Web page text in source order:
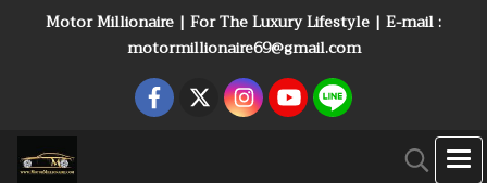
Motor Millionaire | For The Luxury Lifestyle | E-mail :
motormillionaire69@gmail.com